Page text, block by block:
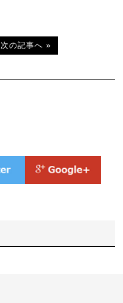
次の記事へ »